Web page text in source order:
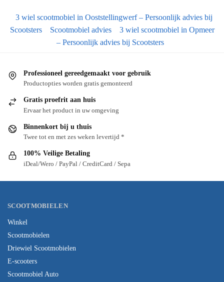
3 wiel scootmobiel in Ooststellingwerf – Persoonlijk advies bij
Scootsters
Scootmobiel advies
3 wiel scootmobiel in Opmeer
– Persoonlijk advies bij Scootsters
Professioneel gereedgemaakt voor gebruik
Productopties worden gratis gemonteerd
Gratis proefrit aan huis
Ervaar het product in uw omgeving
Binnenkort bij u thuis
Twee tot en met zes weken levertijd *
100% Veilige Betaling
iDeal/Wero / PayPal / CreditCard / Sepa
SCOOTMOBIELEN
Winkel
Scootmobielen
Driewiel Scootmobielen
E-scooters
Scootmobiel Auto